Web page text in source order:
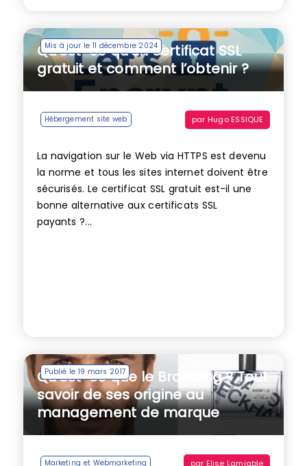
Mis à jour le 11 décembre 2024
Qu’est-ce qu’un certificat SSL
gratuit et comment l’obtenir ?
Hébergement site web par Hugo ESSIQUE
La navigation sur le Web via HTTPS est devenu
la norme et tous les sites internet doivent être
sécurisés. Le certificat SSL gratuit est-il une
bonne alternative aux certificats SSL
payants ?...
Publié le 19 mars 2017
Qu’est-ce que le Branding ? Tout
savoir de ses origine au
management de marque
Marketing et Webmarketing par Elise Lamiable